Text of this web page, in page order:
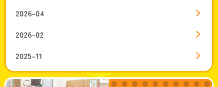
2026-04
2026-02
2025-11